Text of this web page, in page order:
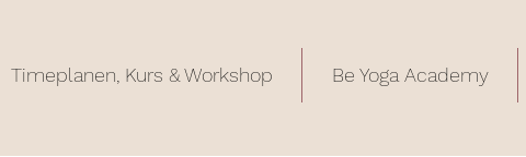
Timeplanen, Kurs & Workshop Be Yoga Academy